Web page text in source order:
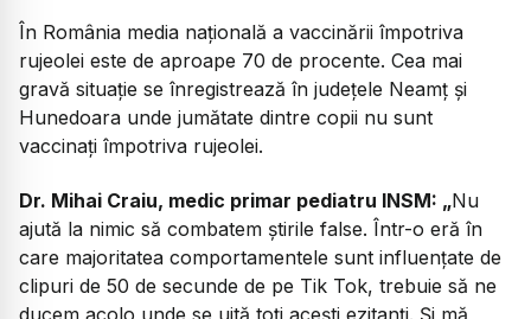
În România media națională a vaccinării împotriva
rujeolei este de aproape 70 de procente. Cea mai
gravă situație se înregistrează în județele Neamț și
Hunedoara unde jumătate dintre copii nu sunt
vaccinați împotriva rujeolei.
Dr. Mihai Craiu, medic primar pediatru INSM: „Nu
ajută la nimic să combatem știrile false. Într-o eră în
care majoritatea comportamentele sunt influențate de
clipuri de 50 de secunde de pe Tik Tok, trebuie să ne